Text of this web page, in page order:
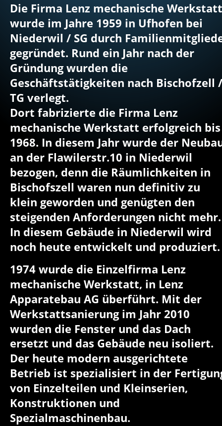
Die Firma Lenz mechanische
wurde im Jahre 1959 in Ufhofen bei
Niederwil / SG durch
gegründet. Rund ein Jahr nach der
Gründung wurden die
Geschäftstätigkeiten nach Bischofzell
TG verlegt.
Dort fabrizierte die Firma Lenz
mechanische Werkstatt erfolgreich
1968. In diesem Jahr wurde der
an der Flawilerstr.10 in Niederwil
bezogen, denn die Räumlichkeiten in
Bischofszell waren nun definitiv zu
klein geworden und genügten den
steigenden Anforderungen nicht
In diesem Gebäude in Niederwil wird
noch heute entwickelt und
1974 wurde die Einzelfirma Lenz
mechanische Werkstatt, in Lenz
Apparatebau AG überführt. Mit der
Werkstattsanierung im Jahr 2010
wurden die Fenster und das Dach
ersetzt und das Gebäude neu isoliert.
Der heute modern ausgerichtete
Betrieb ist spezialisiert in der
von Einzelteilen und Kleinserien,
Konstruktionen und
Spezialmaschinenbau.